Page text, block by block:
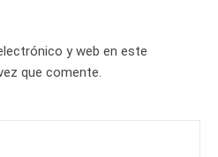
y web en este
que comente.